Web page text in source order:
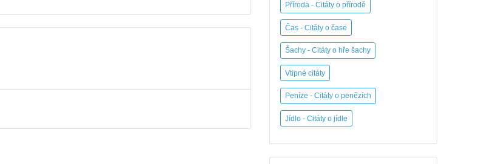
Příroda - Citáty o přírodě
Čas - Citáty o čase
Šachy - Citáty o hře šachy
Vtipné citáty
Peníze - Citáty o penězích
Jídlo - Citáty o jídle